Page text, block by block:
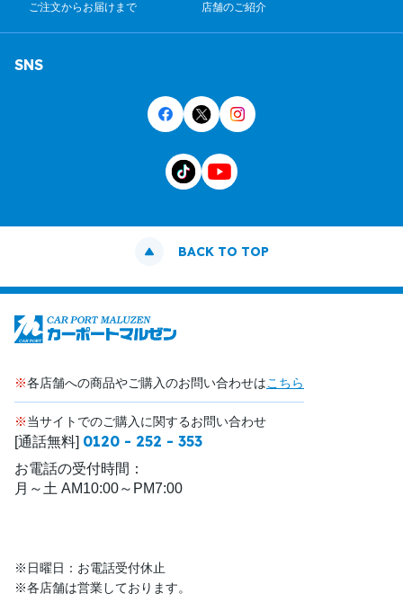
ご注文からお届けまで
店舗のご紹介
SNS
BACK TO TOP
※各店舗への商品やご購入のお問い合わせはこちら
※当サイトでのご購入に関するお問い合わせ
[通話無料] 0120 - 252 - 353
お電話の受付時間：
月～土 AM10:00～PM7:00
※日曜日：お電話受付休止
※各店舗は営業しております。